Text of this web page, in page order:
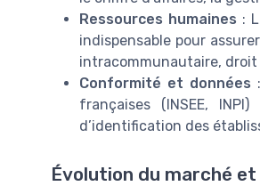
Ressources humaines :
indispensable pour
intracommunautaire, droit
Conformité et données
françaises (INSEE,
d’identification des
Évolution du marché